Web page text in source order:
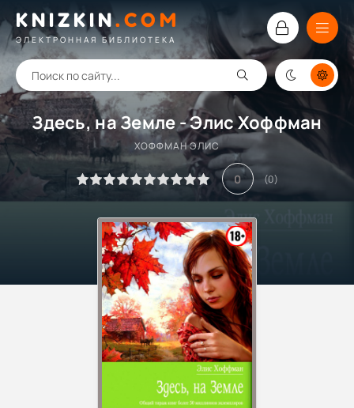
KNIZKIN.COM
ЭЛЕКТРОННАЯ БИБЛИОТЕКА
Здесь, на Земле - Элис Хоффман
ХОФФМАН ЭЛИС
0 (0)